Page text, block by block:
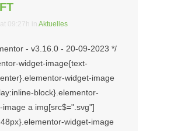
09:27h in Aktuelles
- v3.16.0 - 20-09-2023 */
widget-image{text-
widget-image
block}.elementor-
image a img[src$=".svg"]
widget-image